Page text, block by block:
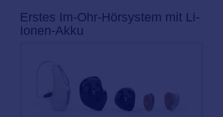
Erstes Im-Ohr-Hörsystem mit Li-
Ionen-Akku